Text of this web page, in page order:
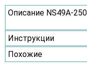
Описание NS49A-
Инструкции
Похожие